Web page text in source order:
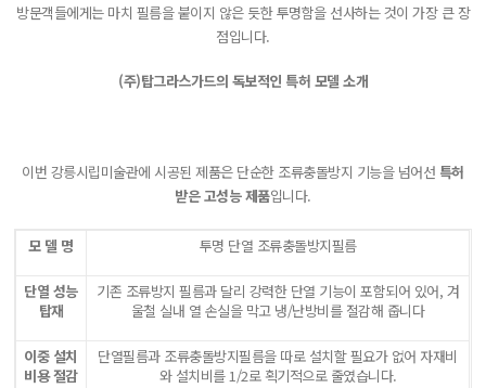
방문객들에게는 마치 필름을 붙이지 않은 듯한 투명함을 선사하는 것이 가장 큰 장
점입니다.
(주)탑그라스가드의 독보적인 특허 모델 소개
이번 강릉시립미술관에 시공된 제품은 단순한 조류충돌방지 기능을 넘어선 특허
받은 고성능 제품입니다.
모 델 명 투명 단열 조류충돌방지필름
단열 성능
탑재
기존 조류방지 필름과 달리 강력한 단열 기능이 포함되어 있어, 겨
울철 실내 열 손실을 막고 냉/난방비를 절감해 줍니다
이중 설치
비용 절감
단열필름과 조류충돌방지필름을 따로 설치할 필요가 없어 자재비
와 설치비를 1/2로 획기적으로 줄였습니다.